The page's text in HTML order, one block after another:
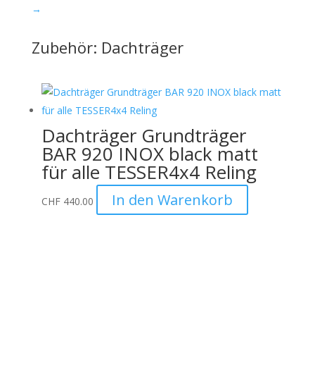
→
Zubehör: Dachträger
Dachträger Grundträger
BAR 920 INOX black matt
für alle TESSER4x4 Reling
CHF440.00 In den Warenkorb